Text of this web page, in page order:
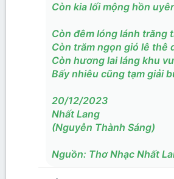
Còn kia lối mộng hồn
Còn đêm lóng lánh trăng
Còn trăm ngọn gió lê thê
Còn hương lai láng khu
Bấy nhiêu cũng tạm giải
20/12/2023
Nhất Lang
(Nguyễn Thành Sáng)
Nguồn: Thơ Nhạc Nhất